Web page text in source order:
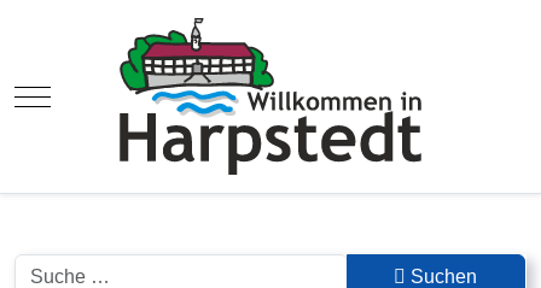
Mobile Menu Toggle
Suchen Suchen